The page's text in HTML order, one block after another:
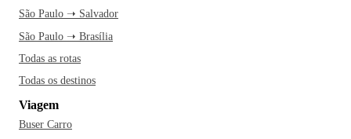
São Paulo ➝ Salvador
São Paulo ➝ Brasília
Todas as rotas
Todas os destinos
Viagem
Buser Carro